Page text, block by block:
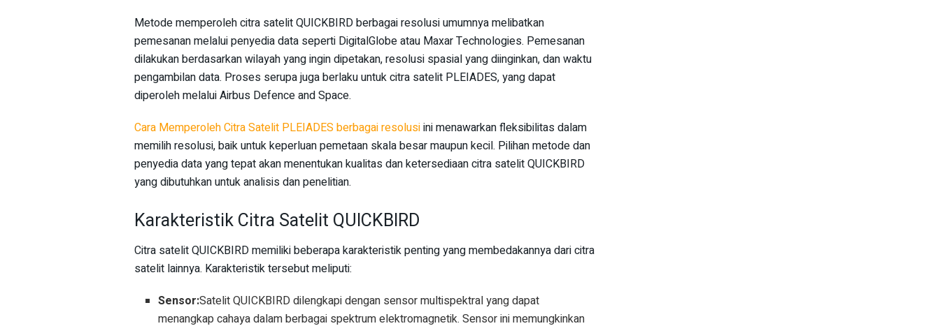
Metode memperoleh citra satelit QUICKBIRD berbagai resolusi umumnya melibatkan
pemesanan melalui penyedia data seperti DigitalGlobe atau Maxar Technologies. Pemesanan
dilakukan berdasarkan wilayah yang ingin dipetakan, resolusi spasial yang diinginkan, dan waktu
pengambilan data. Proses serupa juga berlaku untuk citra satelit PLEIADES, yang dapat
diperoleh melalui Airbus Defence and Space.
Cara Memperoleh Citra Satelit PLEIADES berbagai resolusiini menawarkan fleksibilitas dalam
memilih resolusi, baik untuk keperluan pemetaan skala besar maupun kecil. Pilihan metode dan
penyedia data yang tepat akan menentukan kualitas dan ketersediaan citra satelit QUICKBIRD
yang dibutuhkan untuk analisis dan penelitian.
Karakteristik Citra Satelit QUICKBIRD
Citra satelit QUICKBIRD memiliki beberapa karakteristik penting yang membedakannya dari citra
satelit lainnya. Karakteristik tersebut meliputi:
Sensor:Satelit QUICKBIRD dilengkapi dengan sensor multispektral yang dapat
menangkap cahaya dalam berbagai spektrum elektromagnetik. Sensor ini memungkinkan